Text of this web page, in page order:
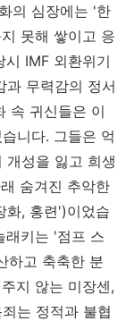
의 심장에는 '한
못해 쌓이고 응
IMF 외환위기
과 무력감의 정서
속 귀신들은 이
니다. 그들은 억
개성을 잃고 희생
숨겨진 추악한
화, 홍련')이었습
래키는 '점프 스
하고 축축한 분
지 않는 미장센,
는 정적과 불협